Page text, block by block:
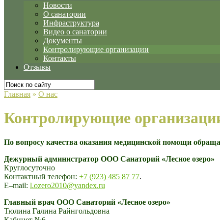
Новости
О санатории
Инфраструктура
Видео о санатории
Документы
Контролирующие организации
Контакты
Отзывы
Главная » О нас
Контролирующие
По вопросу качества оказания медицинской помощи
Дежурный администратор ООО Санаторий «Лесное озеро»
Круглосуточно
Контактный телефон: +7 (923) 485 87 77.
E–mail: l.ozero2010@yandex.ru
Главный врач ООО Санаторий «Лесное озеро»
Тюлина Галина Райнгольдовна